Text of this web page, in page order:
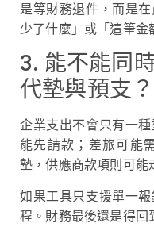
是等財務退件，而是
少了什麼」或「這筆金
3. 能不能同
代墊與預支？
企業支出不會只有一
能先請款；差旅可能
墊，供應商款項則可能
如果工具只支援單一
程。財務最後還是得回